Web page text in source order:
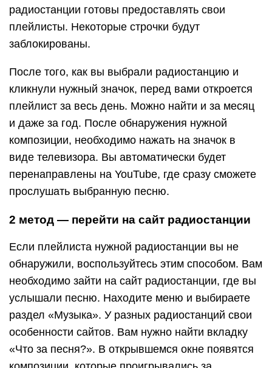
радиостанции готовы предоставлять свои
плейлисты. Некоторые строчки будут
заблокированы.
После того, как вы выбрали радиостанцию и
кликнули нужный значок, перед вами откроется
плейлист за весь день. Можно найти и за месяц
и даже за год. После обнаружения нужной
композиции, необходимо нажать на значок в
виде телевизора. Вы автоматически будет
перенаправлены на YouTube, где сразу сможете
прослушать выбранную песню.
2 метод — перейти на сайт радиостанции
Если плейлиста нужной радиостанции вы не
обнаружили, воспользуйтесь этим способом. Вам
необходимо зайти на сайт радиостанции, где вы
услышали песню. Находите меню и выбираете
раздел «Музыка». У разных радиостанций свои
особенности сайтов. Вам нужно найти вкладку
«Что за песня?». В открывшемся окне появятся